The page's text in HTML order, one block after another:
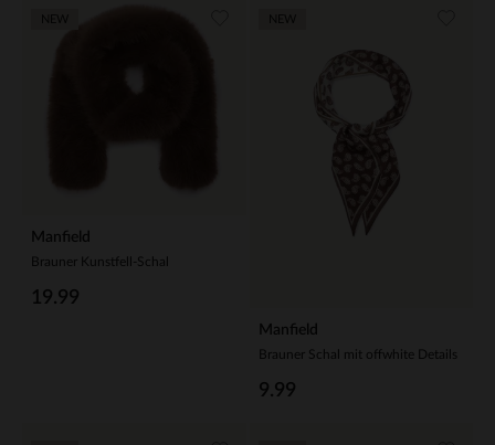
Manfield
Brauner Kunstfell-Schal
19.99
Manfield
Brauner Schal mit offwhite Details
9.99